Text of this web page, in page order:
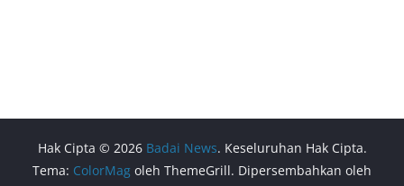
Hak Cipta © 2026 Badai News. Keseluruhan Hak Cipta.
Tema: ColorMag oleh ThemeGrill. Dipersembahkan oleh